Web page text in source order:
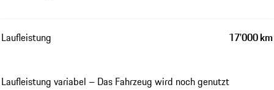
Laufleistung 17'000 km
Laufleistung variabel – Das Fahrzeug wird noch genutzt